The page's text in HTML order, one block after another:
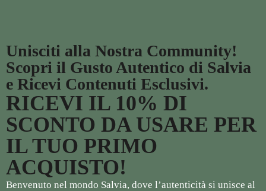
Unisciti alla Nostra Community!
Scopri il Gusto Autentico di Salvia
e Ricevi Contenuti Esclusivi.
RICEVI IL 10% DI
SCONTO DA USARE PER
IL TUO PRIMO
ACQUISTO!
Benvenuto nel mondo Salvia, dove l’autenticità si unisce al